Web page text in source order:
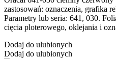
zastosowań: oznaczenia, grafika
Parametry lub seria: 641, 030.
cięcia ploterowego, oklejania i
Dodaj do ulubionych
Dodaj do ulubionych